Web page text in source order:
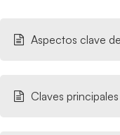
Aspectos clave
Claves